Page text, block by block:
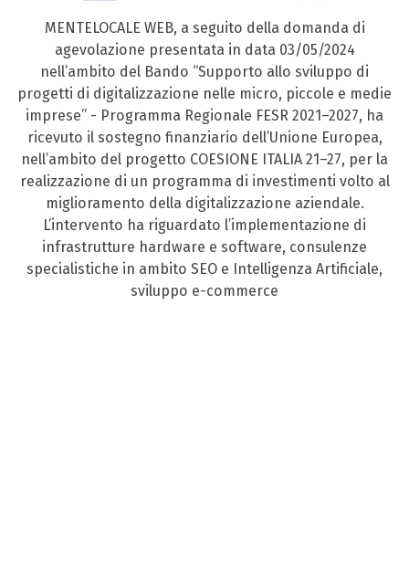
MENTELOCALE WEB, a seguito della domanda di
agevolazione presentata in data 03/05/2024
nell’ambito del Bando “Supporto allo sviluppo di
progetti di digitalizzazione nelle micro, piccole e medie
imprese” - Programma Regionale FESR 2021–2027, ha
ricevuto il sostegno finanziario dell’Unione Europea,
nell’ambito del progetto COESIONE ITALIA 21–27, per la
realizzazione di un programma di investimenti volto al
miglioramento della digitalizzazione aziendale.
L’intervento ha riguardato l’implementazione di
infrastrutture hardware e software, consulenze
specialistiche in ambito SEO e Intelligenza Artificiale,
sviluppo e-commerce